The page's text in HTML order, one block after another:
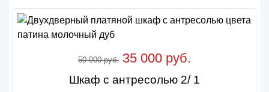
50 000 руб. 35 000 руб.
Шкаф с антресолью 2/ 1